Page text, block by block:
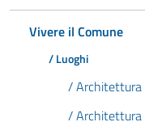
Vivere il Comune
/ Luoghi
/ Architettura
/ Architettura